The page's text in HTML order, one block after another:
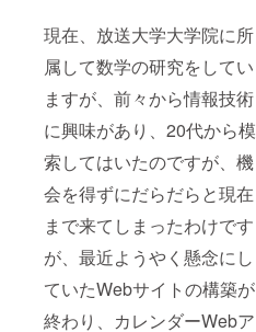
現在、放送大学大学院に所
属して数学の研究をしてい
ますが、前々から情報技術
に興味があり、20代から模
索してはいたのですが、機
会を得ずにだらだらと現在
まで来てしまったわけです
が、最近ようやく懸念にし
ていたWebサイトの構築が
終わり、カレンダーWebア